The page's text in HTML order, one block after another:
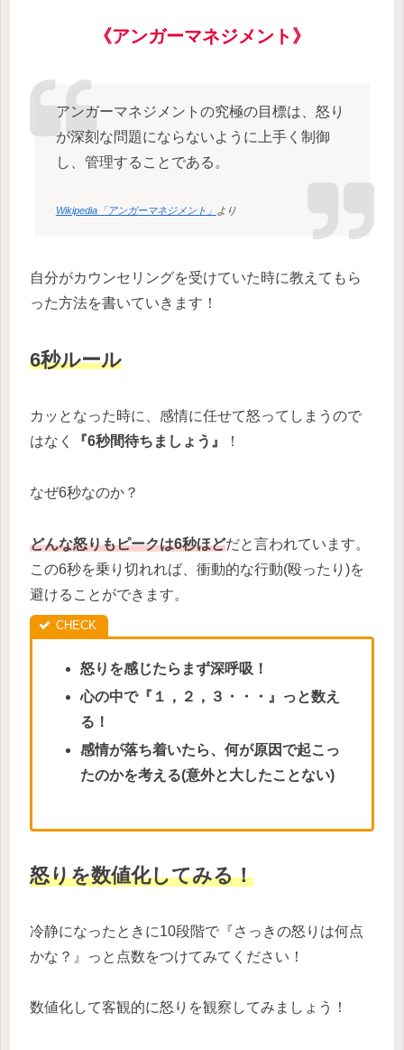
《アンガーマネジメント》
アンガーマネジメントの究極の目標は、怒り
が深刻な問題にならないように上手く制御
し、管理することである。
Wikipedia「アンガーマネジメント」 より
自分がカウンセリングを受けていた時に教えてもら
った方法を書いていきます！
6秒ルール
カッとなった時に、感情に任せて怒ってしまうので
はなく
『6秒間待ちましょう』 ！
なぜ6秒なのか？
どんな怒りもピークは6秒ほどだと言われています。
この6秒を乗り切れれば、衝動的な行動(殴ったり)を
避けることができます。
怒りを感じたらまず深呼吸！
心の中で『１，２，３・・・』っと数え
る！
感情が落ち着いたら、何が原因で起こっ
たのかを考える(意外と大したことない)
怒りを数値化してみる！
冷静になったときに10段階で『さっきの怒りは何点
かな？』っと点数をつけてみてください！
数値化して客観的に怒りを観察してみましょう！